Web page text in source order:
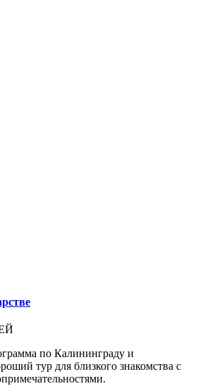
по Калининграду и
тур для близкого знакомства с